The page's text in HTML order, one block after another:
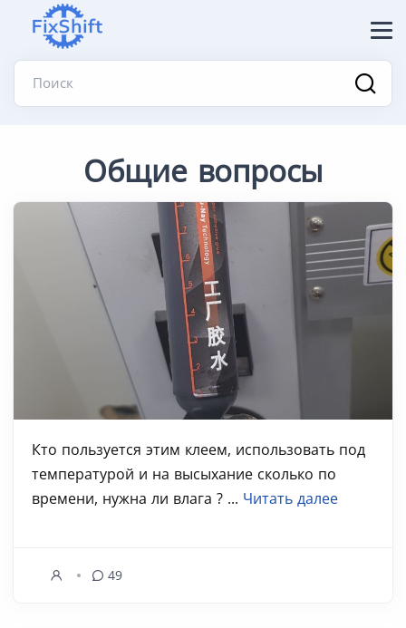
Поиск
Общие вопросы
Кто пользуется этим клеем, использовать под
температурой и на высыхание сколько по
времени, нужна ли влага ? ... Читать далее
49